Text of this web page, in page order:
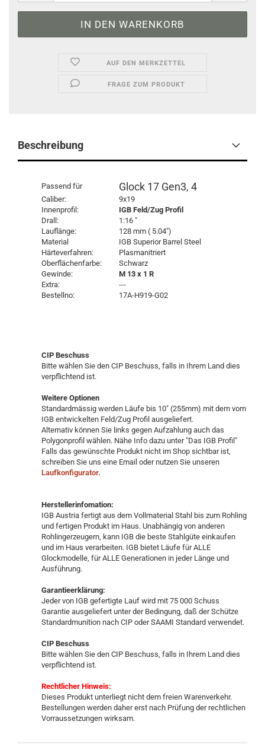
AUF DEN MERKZETTEL
FRAGE ZUM PRODUKT
Beschreibung
Passend für Glock 17 Gen3, 4
Caliber:
9x19
Innenprofil:
IGB Feld/Zug Profil
Drall:
1:16 "
Lauflänge:
128 mm ( 5.04")
Material
IGB Superior Barrel Steel
Härteverfahren:
Plasmanitriert
Oberflächenfarbe:
Schwarz
Gewinde:
M 13 x 1 R
Extra:
---
Bestellno:
17A-H919-G02
CIP Beschuss
Bitte wählen Sie den CIP Beschuss, falls in Ihrem Land dies
verpflichtend ist.
Weitere Optionen
Standardmässig werden Läufe bis 10" (255mm) mit dem vom
IGB entwickelten Feld/Zug Profil ausgeliefert.
Alternativ können Sie links gegen Aufzahlung auch das
Polygonprofil wählen. Nähe Info dazu unter "Das IGB Profil"
Falls das gewünschte Produkt nicht im Shop sichtbar ist,
schreiben Sie uns eine Email oder nutzen Sie unseren
Laufkonfigurator.
Herstellerinfomation:
IGB Austria fertigt aus dem Vollmaterial Stahl bis zum Rohling
und fertigen Produkt im Haus. Unabhängig von anderen
Rohlingerzeugern, kann IGB die beste Stahlgüte einkaufen
und im Haus verarbeiten. IGB bietet Läufe für ALLE
Glockmodelle, für ALLE Generationen in jeder Länge und
Ausführung.
Garantieerklärung:
Jeder von IGB gefertigte Lauf wird mit 75 000 Schuss
Garantie ausgeliefert unter der Bedingung, daß der Schütze
Standardmunition nach CIP oder SAAMI Standard verwendet.
CIP Beschuss
Bitte wählen Sie den CIP Beschuss, falls in Ihrem Land dies
verpflichtend ist.
Rechtlicher Hinweis:
Dieses Produkt unterliegt nicht dem freien Warenverkehr.
Bestellungen werden daher erst nach Prüfung der rechtlichen
Vorraussetzungen wirksam.